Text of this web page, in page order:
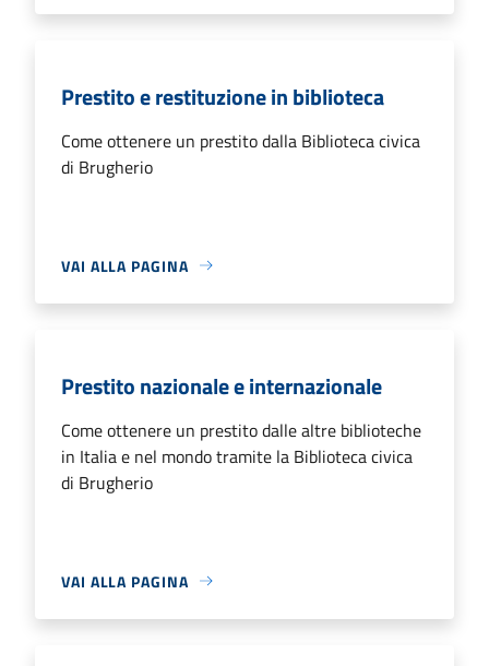
Prestito e restituzione in biblioteca
Come ottenere un prestito dalla Biblioteca civica
di Brugherio
VAI ALLA PAGINA
Prestito nazionale e internazionale
Come ottenere un prestito dalle altre biblioteche
in Italia e nel mondo tramite la Biblioteca civica
di Brugherio
VAI ALLA PAGINA